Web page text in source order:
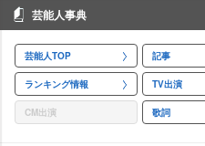
芸能人事典
芸能人TOP 記事
ランキング情報 TV出演
CM出演 歌詞